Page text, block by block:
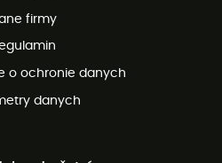
firmy
o ochronie danych
danych